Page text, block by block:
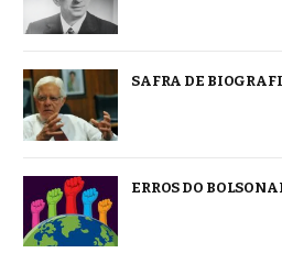
SAFRA DE
ERROS DO